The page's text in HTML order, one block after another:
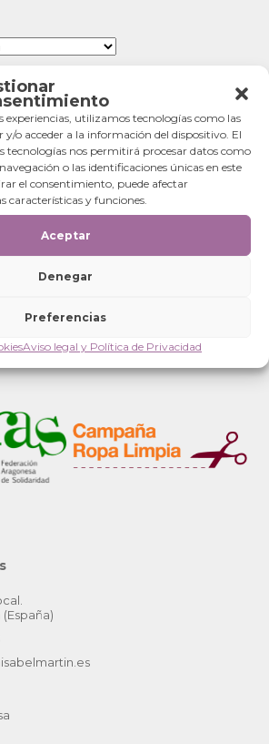
experiencias, utilizamos tecnologías como las
y/o acceder a la información del dispositivo. El
tecnologías nos permitirá procesar datos como
o las identificaciones únicas en este
el consentimiento, puede afectar
características y funciones.
Aceptar
Denegar
Preferencias
Aviso legal y Política de Privacidad